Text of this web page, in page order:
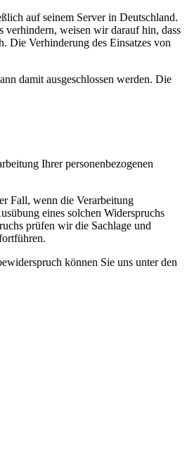
auf seinem Server in Deutschland.
verhindern, weisen wir darauf hin, dass
Die Verhinderung des Einsatzes von
damit ausgeschlossen werden. Die
Ihrer personenbezogenen
Fall, wenn die Verarbeitung
eines solchen Widerspruchs
prüfen wir die Sachlage und
können Sie uns unter den